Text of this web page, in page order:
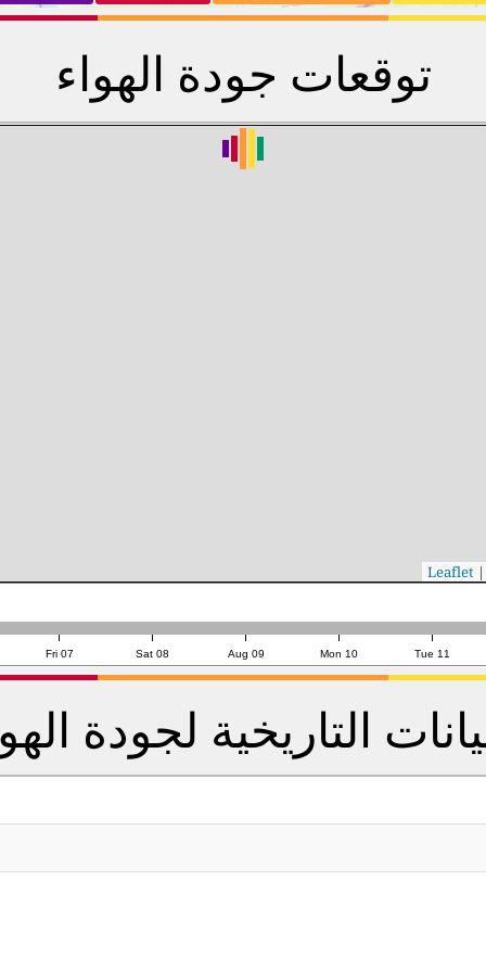
توقعات جودة الهواء
|
Fri 07 Sat 08 Aug 09 Mon 10 Tue 11
التاريخية لجودة